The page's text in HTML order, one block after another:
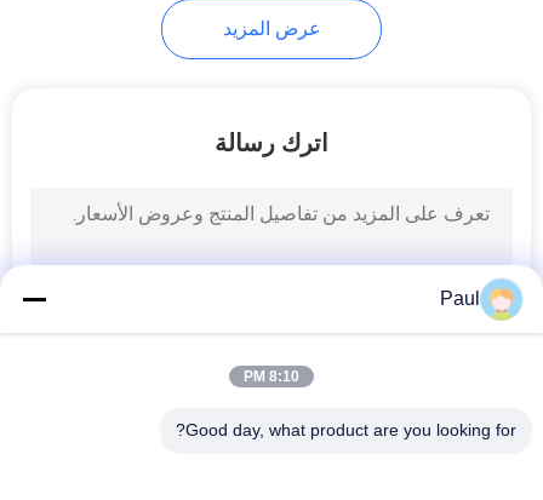
عرض المزيد
اترك رسالة
Paul
8:10 PM
Good day, what product are you looking for?